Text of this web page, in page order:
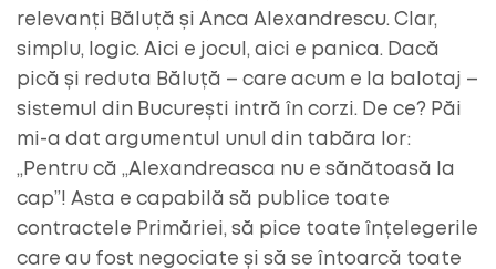
relevanți Băluță și Anca Alexandrescu. Clar,
simplu, logic. Aici e jocul, aici e panica. Dacă
pică și reduta Băluță – care acum e la balotaj –
sistemul din București intră în corzi. De ce? Păi
mi-a dat argumentul unul din tabăra lor:
„Pentru că „Alexandreasca nu e sănătoasă la
cap”! Asta e capabilă să publice toate
contractele Primăriei, să pice toate înțelegerile
care au fost negociate și să se întoarcă toate